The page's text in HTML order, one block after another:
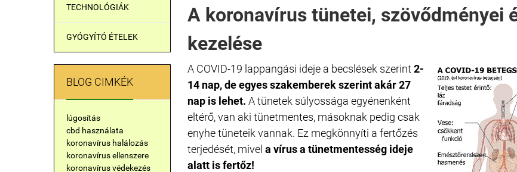
TECHNOLÓGIÁK
GYÓGYÍTÓ ÉTELEK
BLOG CIMKÉK
lúgosítás
cbd használata
koronavírus halálozás
koronavírus ellenszere
koronavírus védekezés
A koronavírus tünetei, szövődményei
kezelése
A COVID-19 lappangási ideje a becslések szerint 2-
14 nap, de egyes szakemberek szerint akár 27
nap is lehet. A tünetek súlyossága egyénenként
eltérő, van aki tünetmentes, másoknak pedig csak
enyhe tüneteik vannak. Ez megkönnyíti a fertőzés
terjedését, mivel a vírus a tünetmentesség ideje
alatt is fertőz!